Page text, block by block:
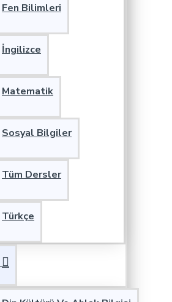
Fen Bilimleri
İngilizce
Matematik
Sosyal Bilgiler
Tüm Dersler
Türkçe